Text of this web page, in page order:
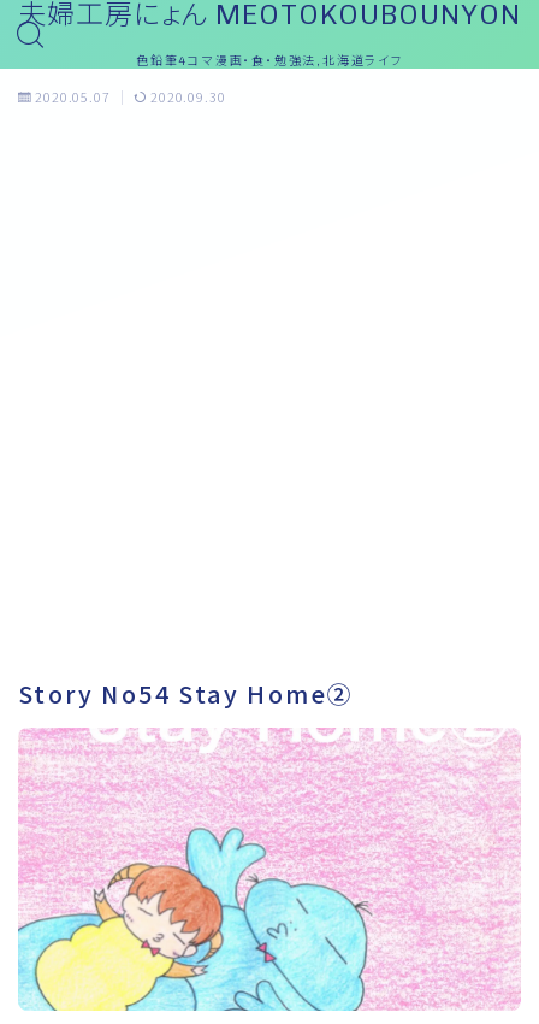
夫婦工房にょん MEOTOKOUBOUNYON
色鉛筆4コマ漫画・食・勉強法,北海道ライフ
2020.05.07 2020.09.30
Story No54 Stay Home②